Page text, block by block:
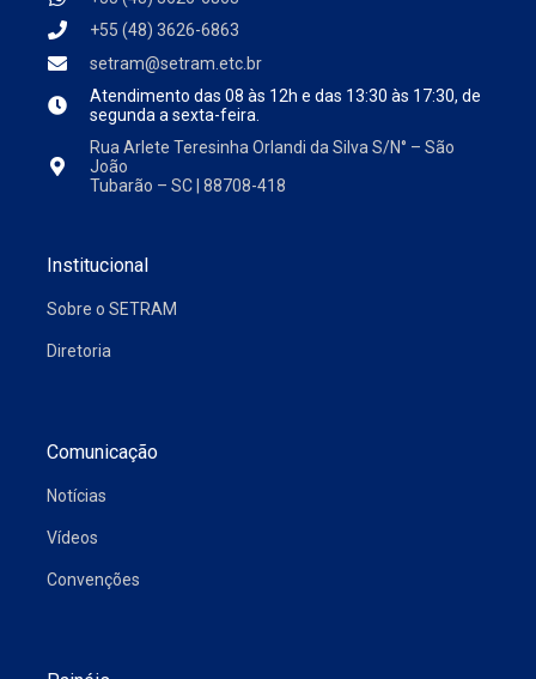
+55 (48) 3626-6863
setram@setram.etc.br
Atendimento das 08 às 12h e das 13:30 às 17:30, de
segunda a sexta-feira.
Rua Arlete Teresinha Orlandi da Silva S/N° – São
João
Tubarão – SC | 88708-418
Institucional
Sobre o SETRAM
Diretoria
Comunicação
Notícias
Vídeos
Convenções